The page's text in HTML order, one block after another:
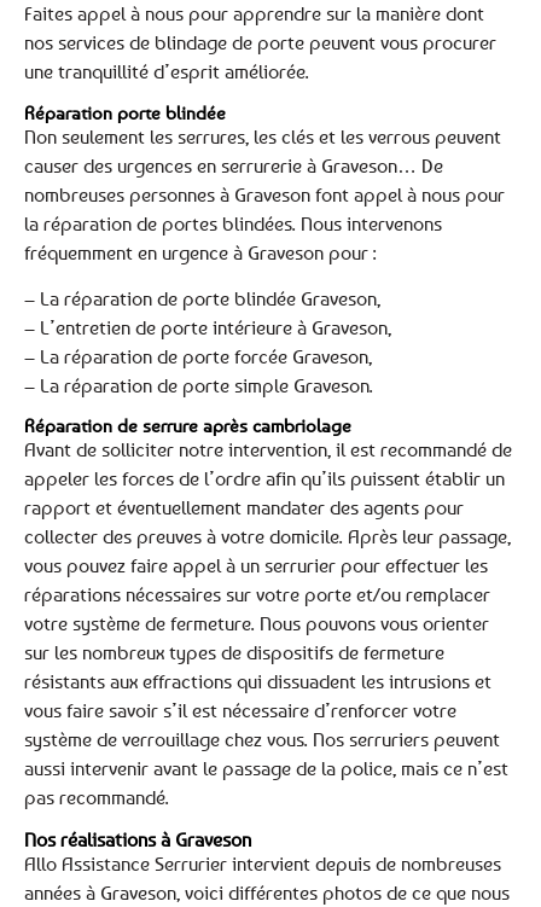
Faites appel à nous pour apprendre sur la manière dont
nos services de blindage de porte peuvent vous procurer
une tranquillité d’esprit améliorée.
Réparation porte blindée
Non seulement les serrures, les clés et les verrous peuvent
causer des urgences en serrurerie à Graveson… De
nombreuses personnes à Graveson font appel à nous pour
la réparation de portes blindées. Nous intervenons
fréquemment en urgence à Graveson pour :
– La réparation de porte blindée Graveson,
– L’entretien de porte intérieure à Graveson,
– La réparation de porte forcée Graveson,
– La réparation de porte simple Graveson.
Réparation de serrure après cambriolage
Avant de solliciter notre intervention, il est recommandé de
appeler les forces de l’ordre afin qu’ils puissent établir un
rapport et éventuellement mandater des agents pour
collecter des preuves à votre domicile. Après leur passage,
vous pouvez faire appel à un serrurier pour effectuer les
réparations nécessaires sur votre porte et/ou remplacer
votre système de fermeture. Nous pouvons vous orienter
sur les nombreux types de dispositifs de fermeture
résistants aux effractions qui dissuadent les intrusions et
vous faire savoir s’il est nécessaire d’renforcer votre
système de verrouillage chez vous. Nos serruriers peuvent
aussi intervenir avant le passage de la police, mais ce n’est
pas recommandé.
Nos réalisations à Graveson
Allo Assistance Serrurier intervient depuis de nombreuses
années à Graveson, voici différentes photos de ce que nous